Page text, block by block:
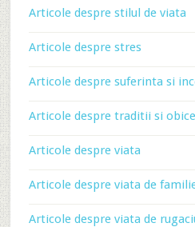
Articole despre stilul de viata
Articole despre stres
Articole despre suferinta si
Articole despre traditii si
Articole despre viata
Articole despre viata de
Articole despre viata de